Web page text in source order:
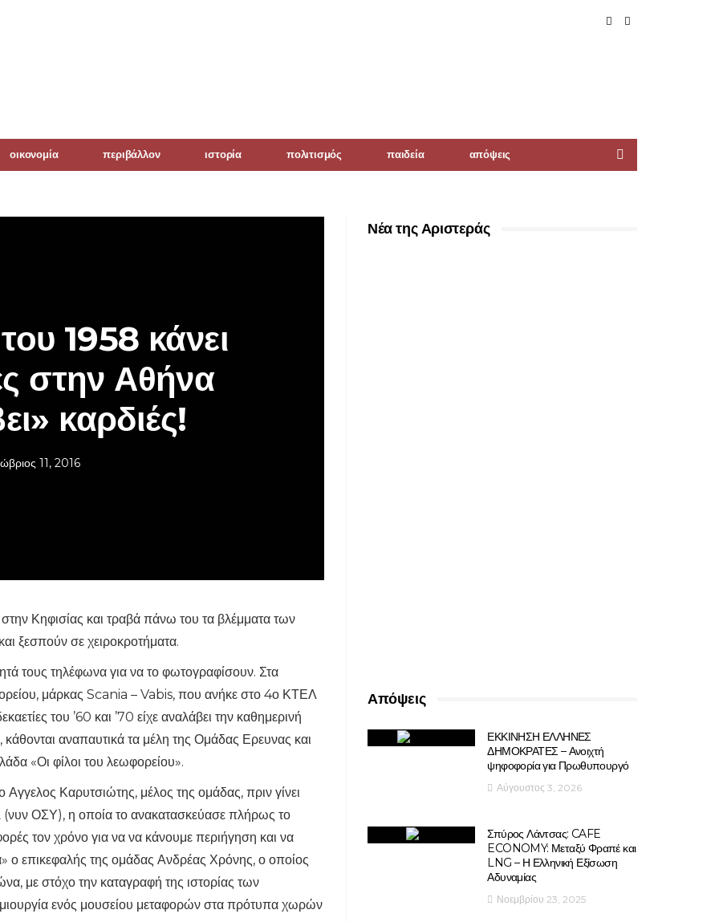
οικονομία περιβάλλον ιστορία πολιτισμός παιδεία απόψεις
1958 κάνει
στην Αθήνα
καρδιές!
11, 2016
Κηφισίας και τραβά πάνω του τα βλέμματα των
ξεσπούν σε χειροκροτήματα.
τους τηλέφωνα για να το φωτογραφίσουν. Στα
μάρκας Scania – Vabis, που ανήκε στο 4ο ΚΤΕΛ
του ’60 και ’70 είχε αναλάβει την καθημερινή
αναπαυτικά τα μέλη της Ομάδας Ερευνας και
«Οι φίλοι του λεωφορείου».
Καρυτσιώτης, μέλος της ομάδας, πριν γίνει
ΟΣΥ), η οποία το ανακατασκεύασε πλήρως το
τον χρόνο για να να κάνουμε περιήγηση και να
ο επικεφαλής της ομάδας Ανδρέας Χρόνης, ο οποίος
με στόχο την καταγραφή της ιστορίας των
ενός μουσείου μεταφορών στα πρότυπα χωρών
Νέα της Αριστεράς
Απόψεις
ΕΚΚΙΝΗΣΗ ΕΛΛΗΝΕΣ
ΔΗΜΟΚΡΑΤΕΣ – Ανοιχτή
ψηφοφορία για Πρωθυπουργό
Αύγουστος 3, 2026
Σπύρος Λάντσας: CAFE
ECONOMY: Μεταξύ Φραπέ και
LNG – Η Ελληνική Εξίσωση
Αδυναμίας
Νοεμβρίου 23, 2025